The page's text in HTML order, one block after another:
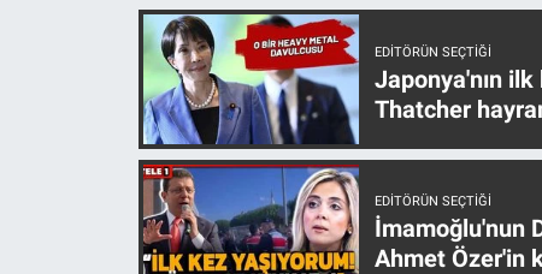
EDITÖRÜN SEÇTIĞI
Japonya'nın
Thatcher
EDITÖRÜN SEÇTIĞI
İmamoğlu'nun
Ahmet Özer'in